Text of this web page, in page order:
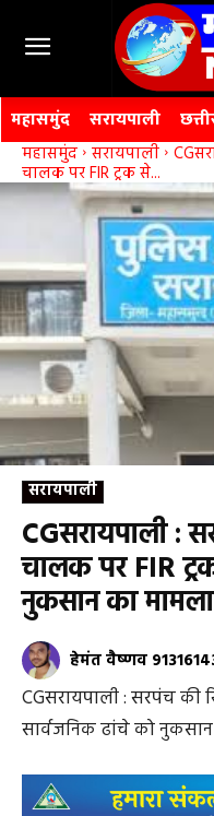
महासमुंद सरायपाली
महासमुंद सरायपाली
चालक पर FIR ट्रक से...
सरायपाली
CGसरायपाली :
चालक पर FIR
नुकसान का मामला
हेमंत वैष्णव
CGसरायपाली : सरपंच की
सार्वजनिक ढांचे को